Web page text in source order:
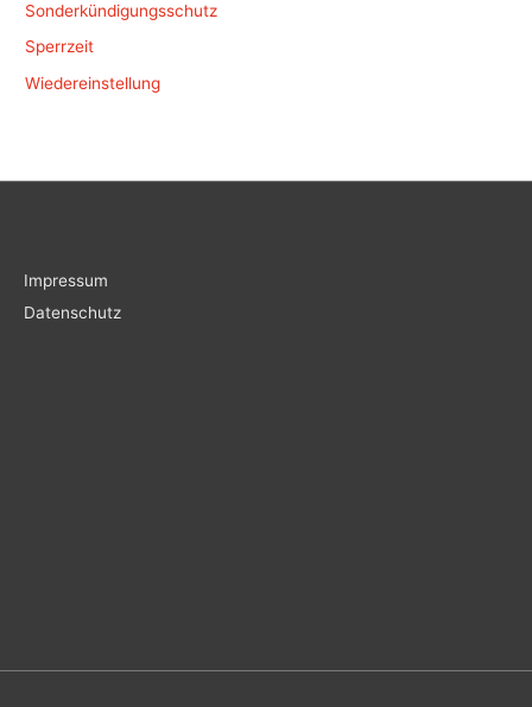
Sonderkündigungsschutz
Sperrzeit
Wiedereinstellung
Impressum
Datenschutz